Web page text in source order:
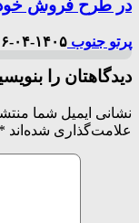
در طرح فروش
پرتو جنوب ۱۴۰۵-۰۴-۰۶
دیدگاهتان را
نشانی ایمیل شما
علامت‌گذاری شده‌اند *